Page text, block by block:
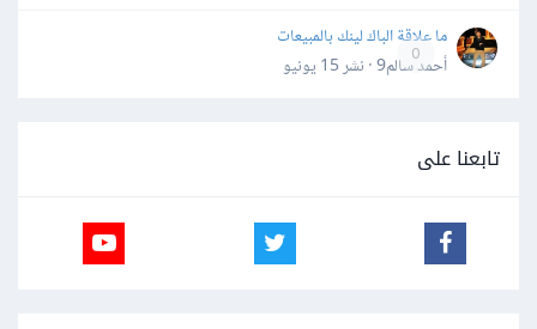
0
ما علاقة الباك لينك بالمبيعات
أحمد سالم9 · نشر
15 يونيو
تابعنا على